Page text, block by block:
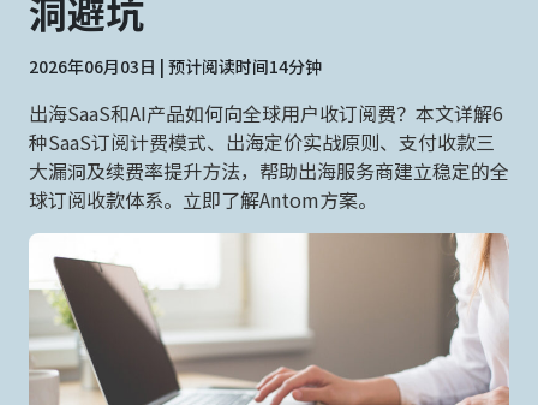
洞避坑
2026年06月03日 | 预计阅读时间14分钟
出海SaaS和AI产品如何向全球用户收订阅费？本文详解6
种SaaS订阅计费模式、出海定价实战原则、支付收款三
大漏洞及续费率提升方法，帮助出海服务商建立稳定的全
球订阅收款体系。立即了解Antom方案。